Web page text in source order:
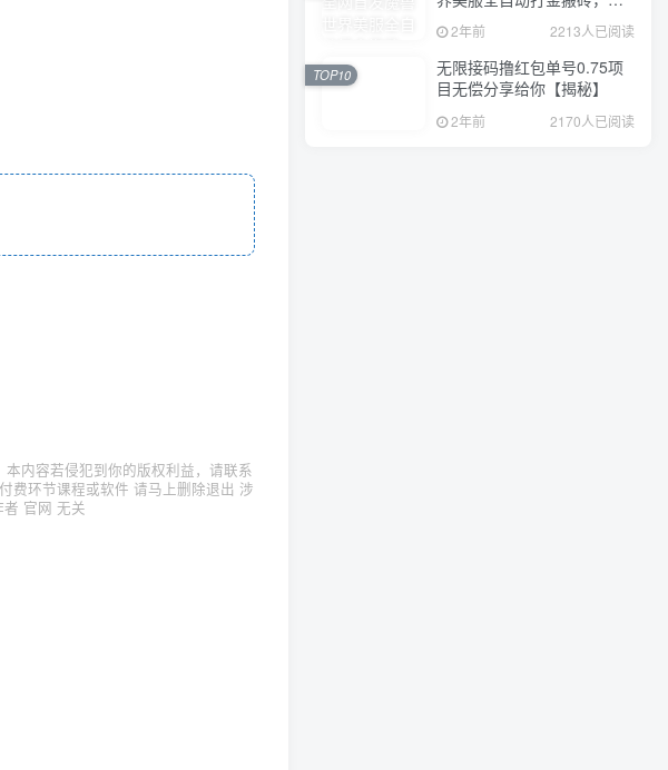
内容若侵犯到你的版权利益，请联系
费环节课程或软件 请马上删除退出 涉
官网 无关
入1000+，简单好操作，保
姆级教学
2年前 2213人已阅读
无限接码撸红包单号0.75项
目无偿分享给你【揭秘】
2年前 2170人已阅读
TOP10